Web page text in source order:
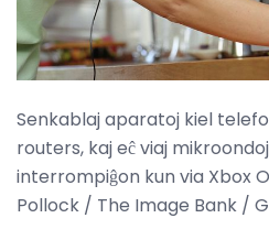
Senkablaj aparatoj kiel
routers, kaj eĉ viaj
interrompiĝon kun via Xbox
Pollock / The Image Bank /